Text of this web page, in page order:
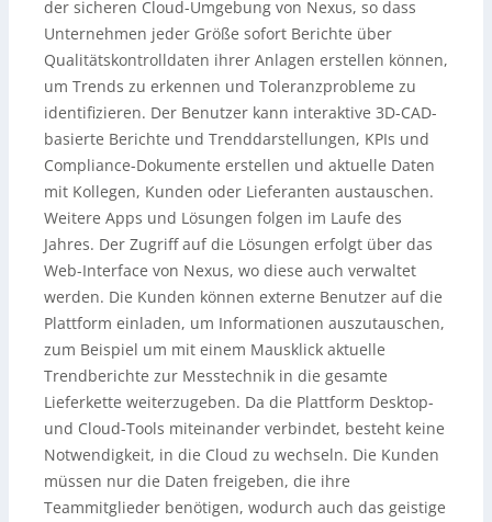
der sicheren Cloud-Umgebung von Nexus, so dass
Unternehmen jeder Größe sofort Berichte über
Qualitätskontrolldaten ihrer Anlagen erstellen können,
um Trends zu erkennen und Toleranzprobleme zu
identifizieren. Der Benutzer kann interaktive 3D-CAD-
basierte Berichte und Trenddarstellungen, KPIs und
Compliance-Dokumente erstellen und aktuelle Daten
mit Kollegen, Kunden oder Lieferanten austauschen.
Weitere Apps und Lösungen folgen im Laufe des
Jahres. Der Zugriff auf die Lösungen erfolgt über das
Web-Interface von Nexus, wo diese auch verwaltet
werden. Die Kunden können externe Benutzer auf die
Plattform einladen, um Informationen auszutauschen,
zum Beispiel um mit einem Mausklick aktuelle
Trendberichte zur Messtechnik in die gesamte
Lieferkette weiterzugeben. Da die Plattform Desktop-
und Cloud-Tools miteinander verbindet, besteht keine
Notwendigkeit, in die Cloud zu wechseln. Die Kunden
müssen nur die Daten freigeben, die ihre
Teammitglieder benötigen, wodurch auch das geistige